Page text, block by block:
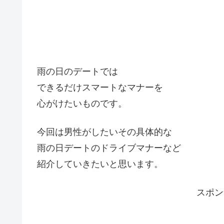
雨の日のデートでは
できるだけスマートなマナーを
心がけたいものです。
今回は男性がしたいその具体的な
雨の日デートのドライブマナーなど
紹介していきたいと思います。
スポ